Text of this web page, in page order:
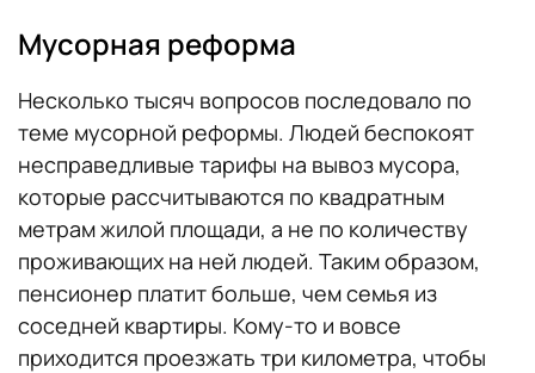
Мусорная реформа
Несколько тысяч вопросов последовало по
теме мусорной реформы. Людей беспокоят
несправедливые тарифы на вывоз мусора,
которые рассчитываются по квадратным
метрам жилой площади, а не по количеству
проживающих на ней людей. Таким образом,
пенсионер платит больше, чем семья из
соседней квартиры. Кому-то и вовсе
приходится проезжать три километра, чтобы